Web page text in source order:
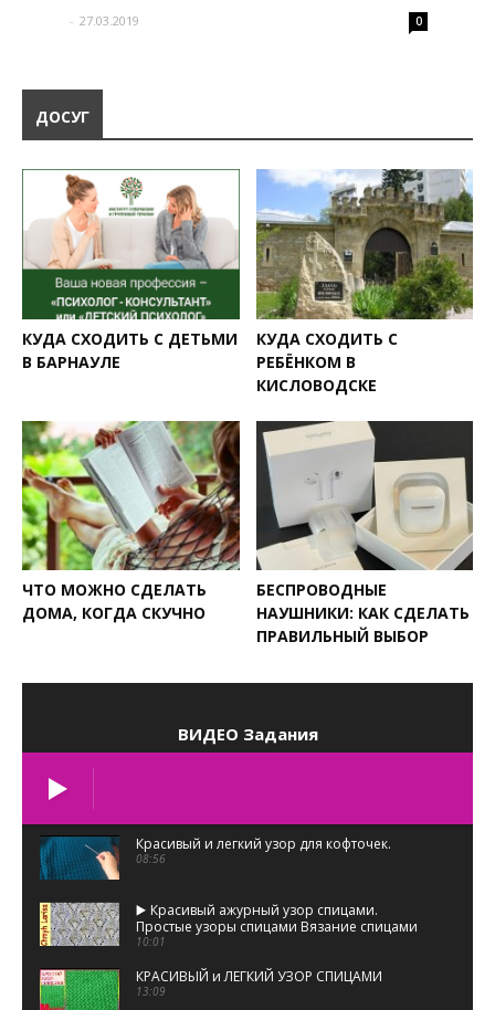
- 27.03.2019 0
ДОСУГ
КУДА СХОДИТЬ С ДЕТЬМИ
В БАРНАУЛЕ
КУДА СХОДИТЬ С
РЕБЁНКОМ В
КИСЛОВОДСКЕ
ЧТО МОЖНО СДЕЛАТЬ
ДОМА, КОГДА СКУЧНО
БЕСПРОВОДНЫЕ
НАУШНИКИ: КАК СДЕЛАТЬ
ПРАВИЛЬНЫЙ ВЫБОР
ВИДЕО Задания
Красивый и легкий узор для кофточек.
08:56
▶️ Красивый ажурный узор спицами.
Простые узоры спицами Вязание спицами
для начинающих Larisa Chmyh
10:01
КРАСИВЫЙ и ЛЕГКИЙ УЗОР СПИЦАМИ
13:09